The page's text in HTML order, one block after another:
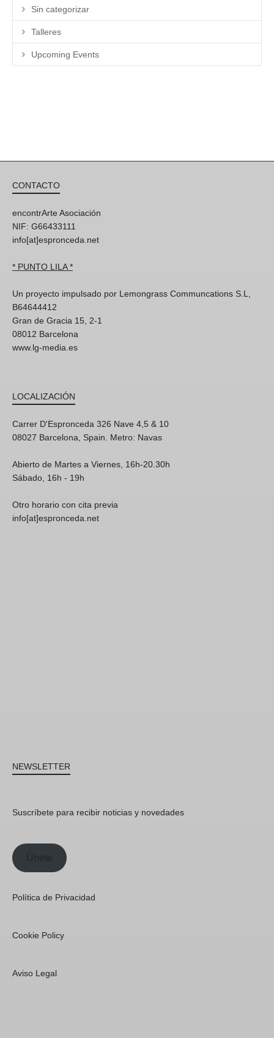
Sin categorizar
Talleres
Upcoming Events
CONTACTO
encontrArte Asociación
NIF: G66433111
info[at]espronceda.net
* PUNTO LILA *
Un proyecto impulsado por Lemongrass Communcations S.L,
B64644412
Gran de Gracia 15, 2-1
08012 Barcelona
www.lg-media.es
LOCALIZACIÓN
Carrer D'Espronceda 326 Nave 4,5 & 10
08027 Barcelona, Spain. Metro: Navas
Abierto de Martes a Viernes, 16h-20.30h
Sábado, 16h - 19h
Otro horario con cita previa
info[at]espronceda.net
NEWSLETTER
Suscríbete para recibir noticias y novedades
Únete
Política de Privacidad
Cookie Policy
Aviso Legal